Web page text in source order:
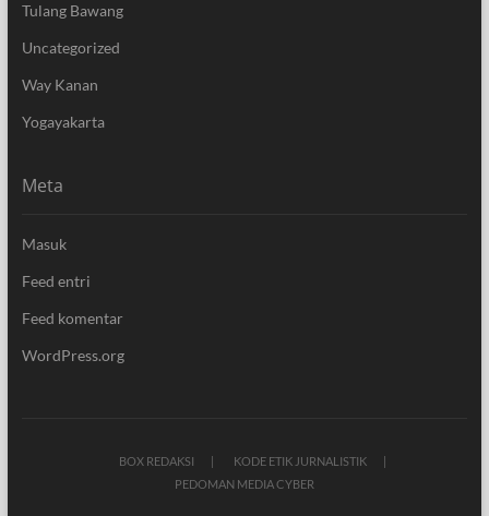
Tulang Bawang
Uncategorized
Way Kanan
Yogayakarta
Meta
Masuk
Feed entri
Feed komentar
WordPress.org
BOX REDAKSI
KODE ETIK JURNALISTIK
PEDOMAN MEDIA CYBER